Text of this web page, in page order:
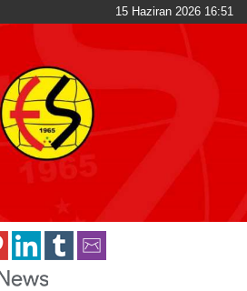
15 Haziran 2026 16:51